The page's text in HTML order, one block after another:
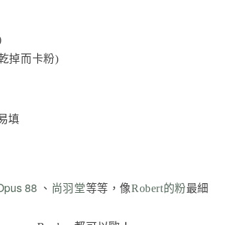
掉而卡粉)
填
88 、 尚羽堂等等，像Robert的粉最細